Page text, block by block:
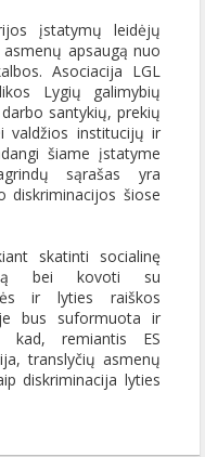
įstatymų leidėjų
apsaugą nuo
Asociacija LGL
Lygių galimybių
santykių, prekių
valdžios institucijų ir
šiame įstatyme
sąrašas yra
diskriminacijos šiose
skatinti socialinę
bei kovoti su
ir lyties raiškos
bus suformuota ir
kad, remiantis ES
translyčių asmenų
diskriminacija lyties